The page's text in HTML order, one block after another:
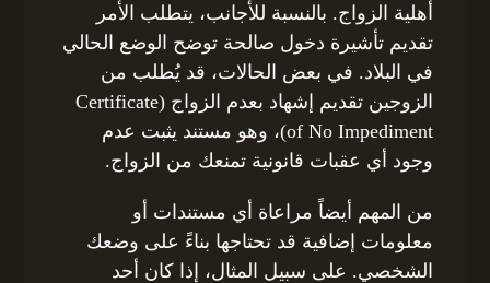
أهلية الزواج. بالنسبة للأجانب، يتطلب الأمر
تقديم تأشيرة دخول صالحة توضح الوضع الحالي
في البلاد. في بعض الحالات، قد يُطلب من
الزوجين تقديم إشهاد بعدم الزواج (Certificate
of No Impediment)، وهو مستند يثبت عدم
وجود أي عقبات قانونية تمنعك من الزواج.
من المهم أيضاً مراعاة أي مستندات أو
معلومات إضافية قد تحتاجها بناءً على وضعك
الشخصي. على سبيل المثال، إذا كان أحد